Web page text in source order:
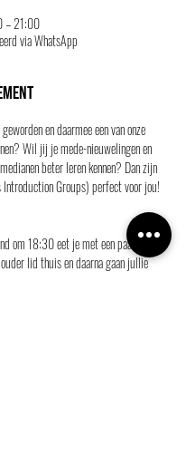
– 21:00
via WhatsApp
en daarmee een van onze
Wil jij je mede-nieuwelingen en
beter leren kennen? Dan zijn
Introduction Groups) perfect voor jou!
om 18:30 eet je met een paar
lid thuis en daarna gaan jullie